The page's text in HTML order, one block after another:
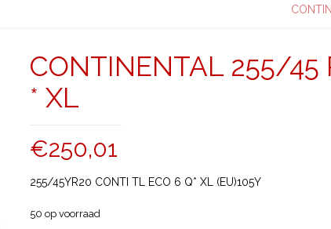
CONTINENTAL 255/45
* XL
€250,01
255/45YR20 CONTI TL ECO 6 Q* XL (EU)105Y
50 op voorraad